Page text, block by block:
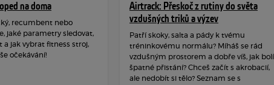
na doma
recumbent nebo
jaké parametry sledovat,
a jak vybrat fitness stroj,
očekávání!
Airtrack: Přeskoč z rutiny do světa
vzdušných triků a výzev
Patří skoky, salta a pády k tvému
tréninkovému normálu? Míháš se rád
vzdušným prostorem a dobře víš, jak bolí
špatné přistání? Chceš začít s akrobacií,
ale nedobít si tělo? Seznam se s